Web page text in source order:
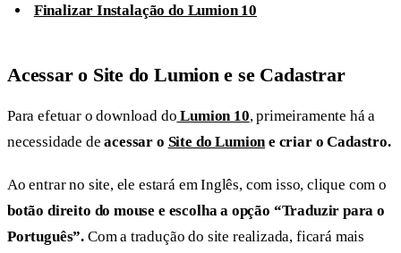
Finalizar Instalação do Lumion 10
Acessar o Site do Lumion e se Cadastrar
Para efetuar o download do Lumion 10, primeiramente há a
necessidade deacessar o Site do Lumione criar o Cadastro.
Ao entrar no site, ele estará em Inglês, com isso, clique com o
botão direito do mouse e escolha a opção “Traduzir para o
Português”. Com a tradução do site realizada, ficará mais